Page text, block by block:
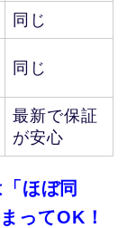
同じ
同じ
最新で保証
が安心
ほぼ同
ってOK！